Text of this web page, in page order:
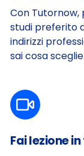
Con
studi preferito
indirizzi
sai cosa
Fai lezione